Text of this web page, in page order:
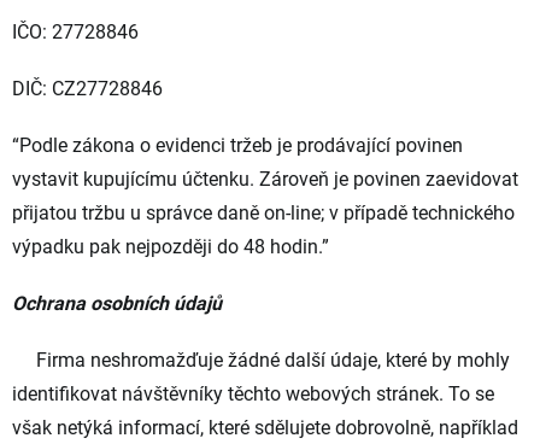
IČO: 27728846
DIČ: CZ27728846
“Podle zákona o evidenci tržeb je prodávající povinen
vystavit kupujícímu účtenku. Zároveň je povinen zaevidovat
přijatou tržbu u správce daně on-line; v případě technického
výpadku pak nejpozději do 48 hodin.”
Ochrana osobních údajů
Firma neshromažďuje žádné další údaje, které by mohly
identifikovat návštěvníky těchto webových stránek. To se
však netýká informací, které sdělujete dobrovolně, například